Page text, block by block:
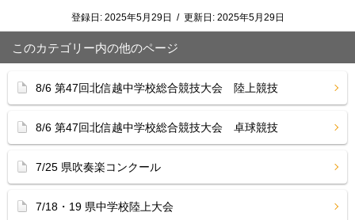
登録日: 2025年5月29日 / 更新日: 2025年5月29日
このカテゴリー内の他のページ
8/6 第47回北信越中学校総合競技大会 陸上競技
8/6 第47回北信越中学校総合競技大会 卓球競技
7/25 県吹奏楽コンクール
7/18・19 県中学校陸上大会